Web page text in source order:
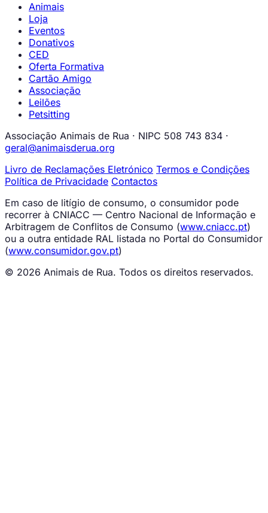
Animais
Loja
Eventos
Donativos
CED
Oferta Formativa
Cartão Amigo
Associação
Leilões
Petsitting
Associação Animais de Rua · NIPC 508 743 834 ·
geral@animaisderua.org
Livro de Reclamações Eletrónico Termos e Condições
Política de Privacidade Contactos
Em caso de litígio de consumo, o consumidor pode
recorrer à CNIACC — Centro Nacional de Informação e
Arbitragem de Conflitos de Consumo (www.cniacc.pt)
ou a outra entidade RAL listada no Portal do Consumidor
(www.consumidor.gov.pt)
© 2026 Animais de Rua. Todos os direitos reservados.